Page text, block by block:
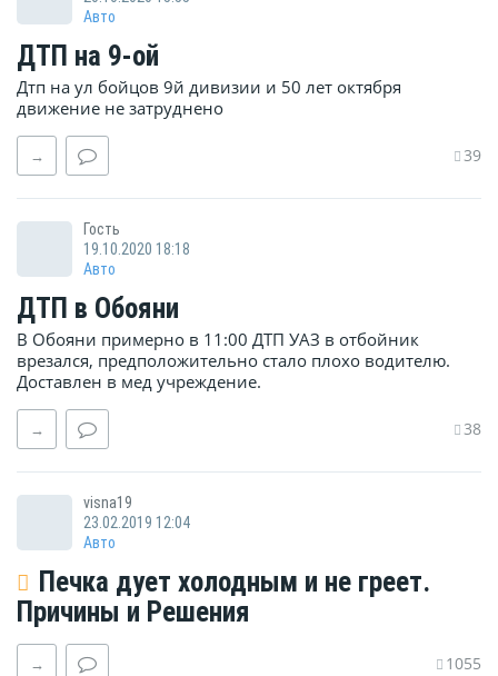
Авто
ДТП на 9-ой
Дтп на ул бойцов 9й дивизии и 50 лет октября
движение не затруднено
→ 39
Гость
19.10.2020 18:18
Авто
ДТП в Обояни
В Обояни примерно в 11:00 ДТП УАЗ в отбойник
врезался, предположительно стало плохо водителю.
Доставлен в мед учреждение.
→ 38
visna19
23.02.2019 12:04
Авто
Печка дует холодным и не греет.
Причины и Решения
→ 1055